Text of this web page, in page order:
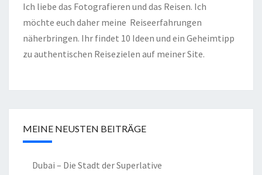
Ich liebe das Fotografieren und das Reisen. Ich
möchte euch daher meine Reiseerfahrungen
näherbringen. Ihr findet 10 Ideen und ein Geheimtipp
zu authentischen Reisezielen auf meiner Site.
MEINE NEUSTEN BEITRÄGE
Dubai – Die Stadt der Superlative